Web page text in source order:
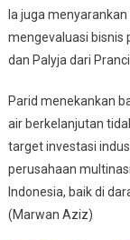
Ia juga
mengevaluasi bisnis
dan Palyja dari
Parid menekankan
air berkelanjutan
target investasi
perusahaan
Indonesia, baik di
(Marwan Aziz)